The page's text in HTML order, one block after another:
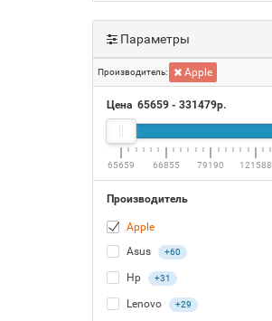
Параметры
Производитель: Apple
Цена 65659 - 331479р.
65659 66855 79190 121588
Производитель
Apple
Asus
+60
Hp +31
Lenovo +29